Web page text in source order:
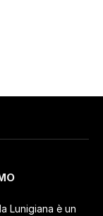
Lunigiana è un